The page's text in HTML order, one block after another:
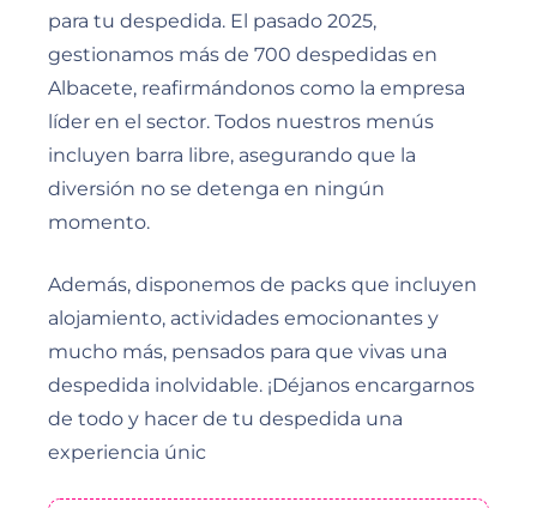
para tu despedida. El pasado 2025,
gestionamos más de 700 despedidas en
Albacete, reafirmándonos como la empresa
líder en el sector. Todos nuestros menús
incluyen barra libre, asegurando que la
diversión no se detenga en ningún
momento.
Además, disponemos de packs que incluyen
alojamiento, actividades emocionantes y
mucho más, pensados para que vivas una
despedida inolvidable. ¡Déjanos encargarnos
de todo y hacer de tu despedida una
experiencia únic